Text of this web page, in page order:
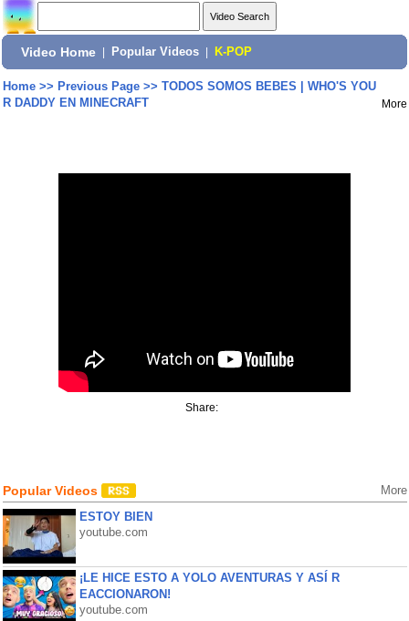
Video Home Popular Videos K-POP
Home>> Previous Page>> TODOS SOMOS BEBES | WHO'S YOU
R DADDY EN MINECRAFT
More
Share:
Popular Videos More
ESTOY BIEN
youtube.com
¡LE HICE ESTO A YOLO AVENTURAS Y ASÍ R
EACCIONARON!
youtube.com